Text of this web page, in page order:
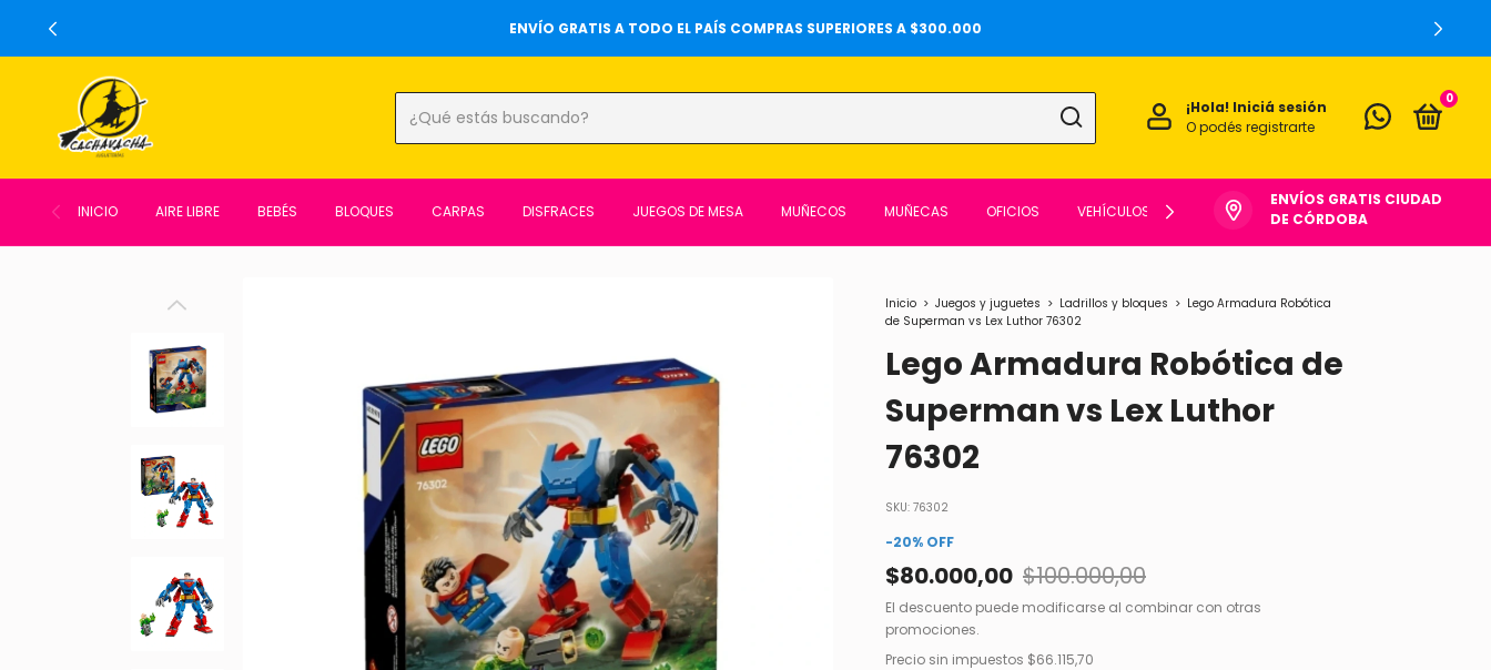
20%OFF SOBRE PRECIOS DE LOCALES Y 6 CUOTAS SIN INTERÉS ⚡️
¡Hola! Iniciá sesión
O podés registrarte
0
INICIO AIRE LIBRE BEBÉS BLOQUES CARPAS DISFRACES JUEGOS DE MESA MUÑECOS MUÑECAS OFICIOS VEHÍCULOS OTROS
ENVÍOS GRATIS CIUDAD
DE CÓRDOBA
Inicio > Juegos y juguetes > Ladrillos y bloques > Lego Armadura Robótica
de Superman vs Lex Luthor 76302
Lego Armadura Robótica de
Superman vs Lex Luthor
76302
SKU: 76302
-20% OFF
$80.000,00 $100.000,00
El descuento puede modificarse al combinar con otras
promociones.
Precio sin impuestos $66.115,70